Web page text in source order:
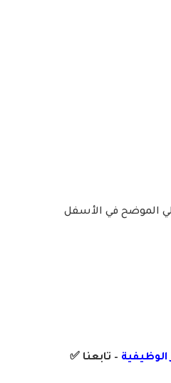
الموضح في الأسفل
الوظيفية – تابعنا ✅